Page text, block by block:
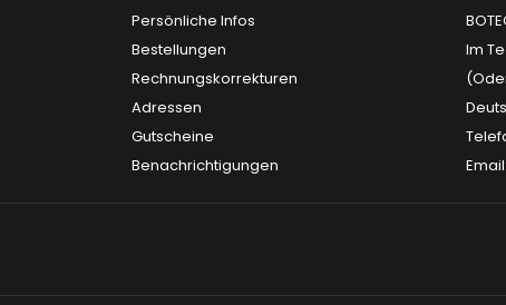
Persönliche Infos
Bestellungen
Rechnungskorrekturen
Adressen
Gutscheine
Benachrichtigungen
Im
Email: